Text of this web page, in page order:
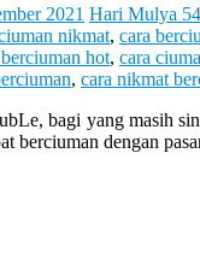
2021 Hari Mulya
nikmat, cara
hot, cara
, cara nikmat
bagi yang masih
berciuman dengan